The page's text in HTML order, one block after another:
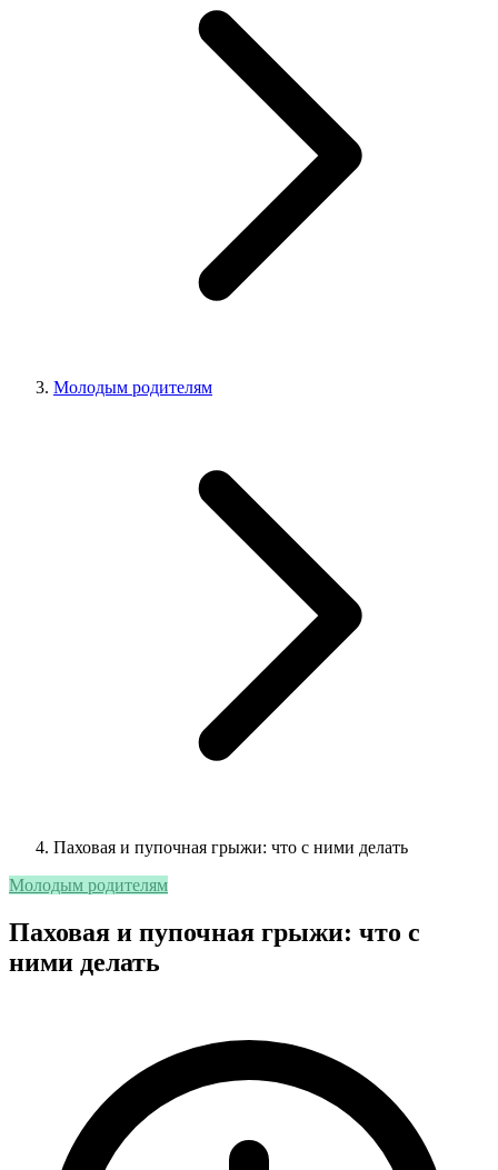
Молодым родителям
Паховая и пупочная грыжи: что с ними делать
Молодым родителям
Паховая и пупочная грыжи: что с
ними делать